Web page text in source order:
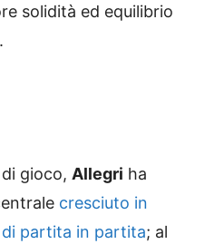
solidità ed equilibrio
gioco, Allegri ha
cresciuto in
partita in partita; al